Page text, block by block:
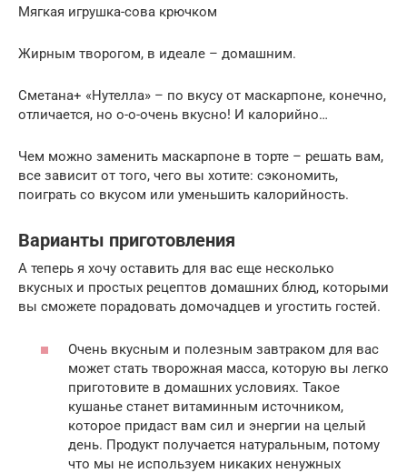
Мягкая игрушка-сова крючком
Жирным творогом, в идеале – домашним.
Сметана+ «Нутелла» ­– по вкусу от маскарпоне, конечно,
отличается, но о-о-очень вкусно! И калорийно…
Чем можно заменить маскарпоне в торте – решать вам,
все зависит от того, чего вы хотите: сэкономить,
поиграть со вкусом или уменьшить калорийность.
Варианты приготовления
А теперь я хочу оставить для вас еще несколько
вкусных и простых рецептов домашних блюд, которыми
вы сможете порадовать домочадцев и угостить гостей.
Очень вкусным и полезным завтраком для вас
может стать творожная масса, которую вы легко
приготовите в домашних условиях. Такое
кушанье станет витаминным источником,
которое придаст вам сил и энергии на целый
день. Продукт получается натуральным, потому
что мы не используем никаких ненужных